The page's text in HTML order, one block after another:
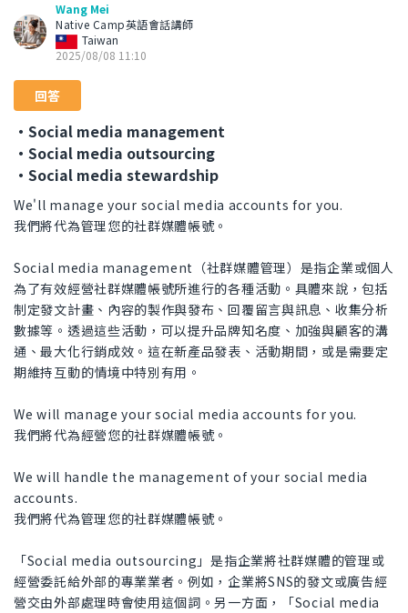
Wang Mei
Native Camp英語會話講師
Taiwan
2025/08/08 11:10
回答
・Social media management
・Social media outsourcing
・Social media stewardship
We'll manage your social media accounts for you.
我們將代為管理您的社群媒體帳號。
Social media management（社群媒體管理）是指企業或個人
為了有效經營社群媒體帳號所進行的各種活動。具體來說，包括
制定發文計畫、內容的製作與發布、回覆留言與訊息、收集分析
數據等。透過這些活動，可以提升品牌知名度、加強與顧客的溝
通、最大化行銷成效。這在新產品發表、活動期間，或是需要定
期維持互動的情境中特別有用。
We will manage your social media accounts for you.
我們將代為經營您的社群媒體帳號。
We will handle the management of your social media
accounts.
我們將代為管理您的社群媒體帳號。
「Social media outsourcing」是指企業將社群媒體的管理或
經營委託給外部的專業業者。例如，企業將SNS的發文或廣告經
營交由外部處理時會使用這個詞。另一方面，「Social media